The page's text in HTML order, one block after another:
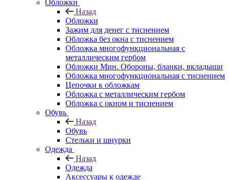
Обложки
Назад
Обложки
Зажим для денег с тиснением
Обложка без окна с тиснением
Обложка многофункциональная с
металлическим гербом
Обложки Мин. Обороны, бланки, вкладыши
Обложка многофункциональная с тиснением
Цепочки к обложкам
Обложка с металлическим гербом
Обложка с окном и тиснением
Обувь
Назад
Обувь
Стельки и шнурки
Одежда
Назад
Одежда
Аксессуары к одежде